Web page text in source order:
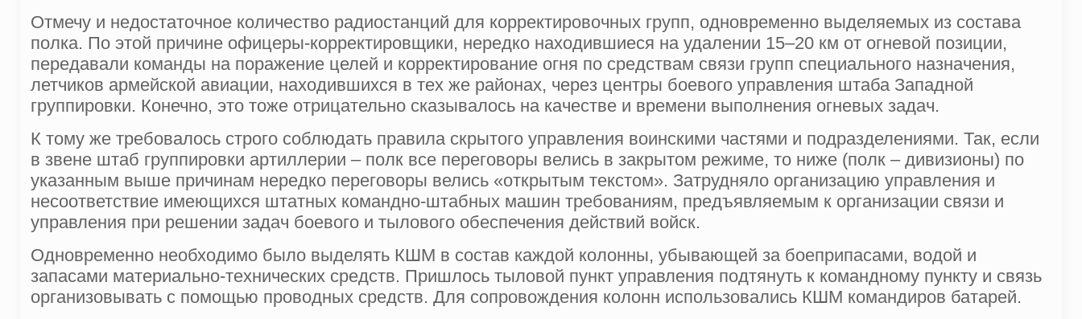
Отмечу и недостаточное количество радиостанций для корректировочных групп, одновременно выделяемых из состава
полка. По этой причине офицеры-корректировщики, нередко находившиеся на удалении 15–20 км от огневой позиции,
передавали команды на поражение целей и корректирование огня по средствам связи групп специального назначения,
летчиков армейской авиации, находившихся в тех же районах, через центры боевого управления штаба Западной
группировки. Конечно, это тоже отрицательно сказывалось на качестве и времени выполнения огневых задач.
К тому же требовалось строго соблюдать правила скрытого управления воинскими частями и подразделениями. Так, если
в звене штаб группировки артиллерии – полк все переговоры велись в закрытом режиме, то ниже (полк – дивизионы) по
указанным выше причинам нередко переговоры велись «открытым текстом». Затрудняло организацию управления и
несоответствие имеющихся штатных командно-штабных машин требованиям, предъявляемым к организации связи и
управления при решении задач боевого и тылового обеспечения действий войск.
Одновременно необходимо было выделять КШМ в состав каждой колонны, убывающей за боеприпасами, водой и
запасами материально-технических средств. Пришлось тыловой пункт управления подтянуть к командному пункту и связь
организовывать с помощью проводных средств. Для сопровождения колонн использовались КШМ командиров батарей.